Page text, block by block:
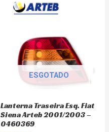
ESGOTADO
Lanterna Traseira Esq. Fiat
Siena Arteb 2001/2003 –
0460369